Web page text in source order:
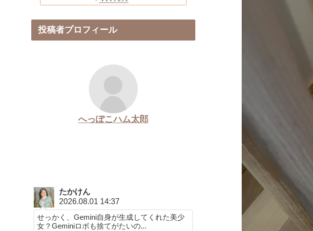
投稿者プロフィール
へっぽこハム太郎
たかけん
2026.08.01 14:37
せっかく、Gemini自身が生成してくれた美少
女？Geminiロボも捨てがたいの...